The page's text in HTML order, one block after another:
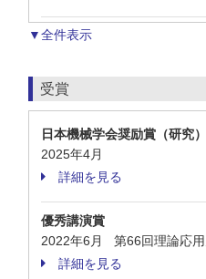
▼全件表示
受賞
日本機械学会奨励賞（研究）
2025年4月
詳細を見る
優秀講演賞
2022年6月 第66回理論応
詳細を見る